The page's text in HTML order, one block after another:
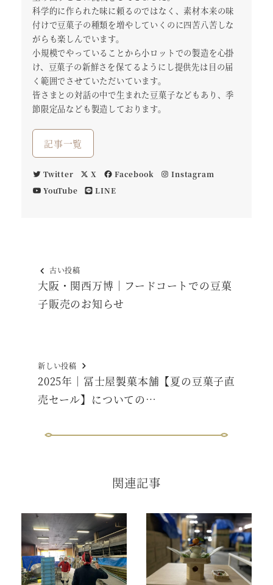
科学的に作られた味に頼るのではなく、素材本来の味
付けで豆菓子の種類を増やしていくのに四苦八苦しな
がらも楽しんでいます。
小規模でやっていることから小ロットでの製造を心掛
け、豆菓子の新鮮さを保てるようにし提供先は目の届
く範囲でさせていただいています。
皆さまとの対話の中で生まれた豆菓子などもあり、季
節限定品なども製造しております。
記事一覧
Twitter X Facebook
Instagram
YouTube
LINE
古い投稿
大阪・関西万博｜フードコートでの豆菓
子販売のお知らせ
新しい投稿
2025年｜冨士屋製菓本舗【夏の豆菓子直
売セール】についての…
関連記事